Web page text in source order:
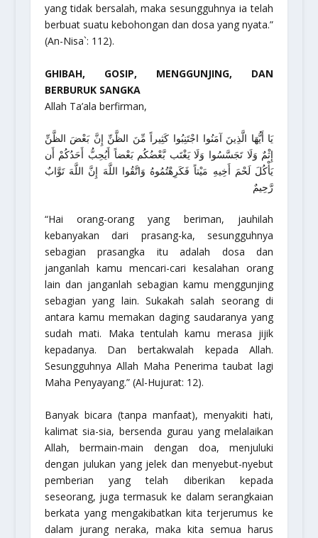
yang tidak bersalah, maka sesungguhnya ia telah
berbuat suatu kebohongan dan dosa yang nyata.”
(An-Nisa`: 112).
GHIBAH, GOSIP, MENGGUNJING, DAN
BERBURUK SANGKA
Allah Ta’ala berfirman,
يَا أَيُّهَا الَّذِينَ آمَنُوا اجْتَنِبُوا كَثِيراً مِّنَ الظَّنِّ إِنَّ بَعْضَ الظَّنِّ
إِثْمٌ وَلَا تَجَسَّسُوا وَلَا يَغْتَب بَّعْضُكُم بَعْضاً أَيُحِبُّ أَحَدُكُمْ أَن
يَأْكُلَ لَحْمَ أَخِيهِ مَيْتاً فَكَرِهْتُمُوهُ وَاتَّقُوا اللَّهَ إِنَّ اللَّهَ تَوَّابٌ
رَّحِيمٌ
“Hai orang-orang yang beriman, jauhilah
kebanyakan dari prasang-ka, sesungguhnya
sebagian prasangka itu adalah dosa dan
janganlah kamu mencari-cari kesalahan orang
lain dan janganlah sebagian kamu menggunjing
sebagian yang lain. Sukakah salah seorang di
antara kamu memakan daging saudaranya yang
sudah mati. Maka tentulah kamu merasa jijik
kepadanya. Dan bertakwalah kepada Allah.
Sesungguhnya Allah Maha Penerima taubat lagi
Maha Penyayang.”(Al-Hujurat: 12).
Banyak bicara (tanpa manfaat), menyakiti hati,
kalimat sia-sia, bersenda gurau yang melalaikan
Allah, bermain-main dengan doa, menjuluki
dengan julukan yang jelek dan menyebut-nyebut
pemberian yang telah diberikan kepada
seseorang, juga termasuk ke dalam serangkaian
berkata yang mengakibatkan kita terjerumus ke
dalam jurang neraka, maka kita semua harus